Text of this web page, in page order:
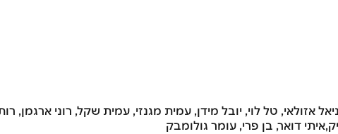
אזולאי, טל לוי, יובל מידן, עמית מגנזי, עמית שקל, רוני ארגמן,
דואר, בן פרי, עומר גולומבק